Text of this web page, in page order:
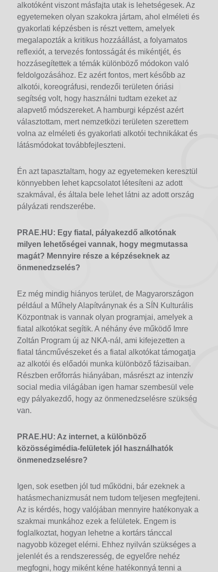
alkotóként viszont másfajta utak is lehetségesek. Az
egyetemeken olyan szakokra jártam, ahol elméleti és
gyakorlati képzésben is részt vettem, amelyek
megalapozták a kritikus hozzáállást, a folyamatos
reflexiót, a tervezés fontosságát és mikéntjét, és
hozzásegítettek a témák különböző módokon való
feldolgozásához. Ez azért fontos, mert később az
alkotói, koreográfusi, rendezői területen óriási
segítség volt, hogy használni tudtam ezeket az
alapvető módszereket. A hamburgi képzést azért
választottam, mert nemzetközi területen szerettem
volna az elméleti és gyakorlati alkotói technikákat és
látásmódokat továbbfejleszteni.
Én azt tapasztaltam, hogy az egyetemeken keresztül
könnyebben lehet kapcsolatot létesíteni az adott
szakmával, és általa bele lehet látni az adott ország
pályázati rendszerébe.
PRAE.HU: Egy fiatal, pályakezdő alkotónak
milyen lehetőségei vannak, hogy megmutassa
magát? Mennyire része a képzéseknek az
önmenedzselés?
Ez még mindig hiányos terület, de Magyarországon
például a Műhely Alapítványnak és a SÍN Kulturális
Központnak is vannak olyan programjai, amelyek a
fiatal alkotókat segítik. A néhány éve működő Imre
Zoltán Program új az NKA-nál, ami kifejezetten a
fiatal táncművészeket és a fiatal alkotókat támogatja
az alkotói és előadói munka különböző fázisaiban.
Részben erőforrás hiányában, másrészt az intenzív
social media világában igen hamar szembesül vele
egy pályakezdő, hogy az önmenedzselésre szükség
van.
PRAE.HU: Az internet, a különböző
közösségimédia-felületek jól használhatók
önmenedzselésre?
Igen, sok esetben jól tud működni, bár ezeknek a
hatásmechanizmusát nem tudom teljesen megfejteni.
Az is kérdés, hogy valójában mennyire hatékonyak a
szakmai munkához ezek a felületek. Engem is
foglalkoztat, hogyan lehetne a kortárs tánccal
nagyobb közeget elérni. Ehhez nyilván szükséges a
jelenlét és a rendszeresség, de egyelőre nehéz
megfogni, hogy miként kéne hatékonnyá tenni a